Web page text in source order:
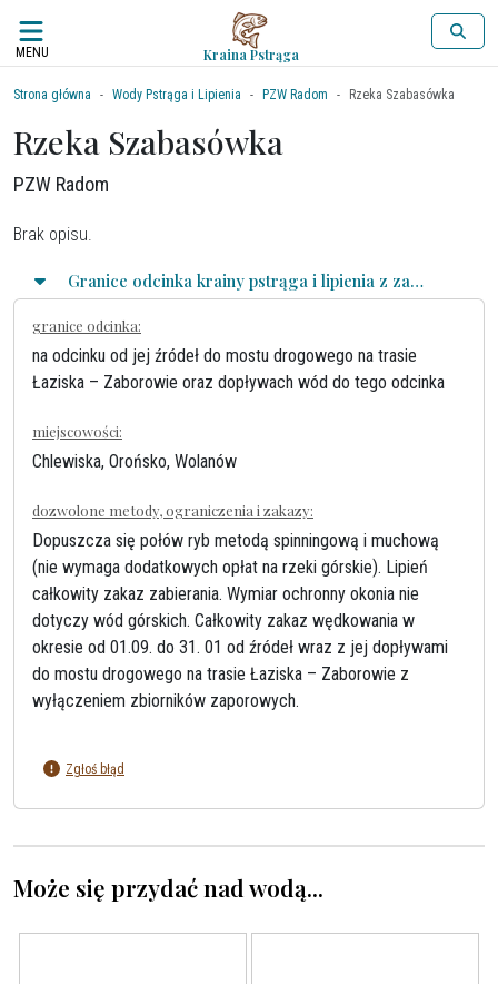
MENU Kraina Pstrąga
Strona główna Wody Pstrąga i Lipienia PZW Radom Rzeka Szabasówka
Rzeka Szabasówka
PZW Radom
Brak opisu.
Granice odcinka krainy pstrąga i lipienia z zasadami połowu
granice odcinka:
na odcinku od jej źródeł do mostu drogowego na trasie
Łaziska – Zaborowie oraz dopływach wód do tego odcinka
miejscowości:
Chlewiska, Orońsko, Wolanów
dozwolone metody, ograniczenia i zakazy:
Dopuszcza się połów ryb metodą spinningową i muchową
(nie wymaga dodatkowych opłat na rzeki górskie). Lipień
całkowity zakaz zabierania. Wymiar ochronny okonia nie
dotyczy wód górskich. Całkowity zakaz wędkowania w
okresie od 01.09. do 31. 01 od źródeł wraz z jej dopływami
do mostu drogowego na trasie Łaziska – Zaborowie z
wyłączeniem zbiorników zaporowych.
Zgłoś błąd
Może się przydać nad wodą...